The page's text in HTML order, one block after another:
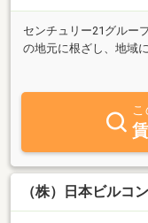
センチュリー21グルー
の地元に根ざし、地域
りたいと存じます。皆
（株）日本ビルコ